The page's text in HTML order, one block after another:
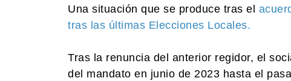
Una situación que se produce tras el
tras las últimas Elecciones Locales.
Tras la renuncia del anterior regidor, el
del mandato en junio de 2023 hasta el